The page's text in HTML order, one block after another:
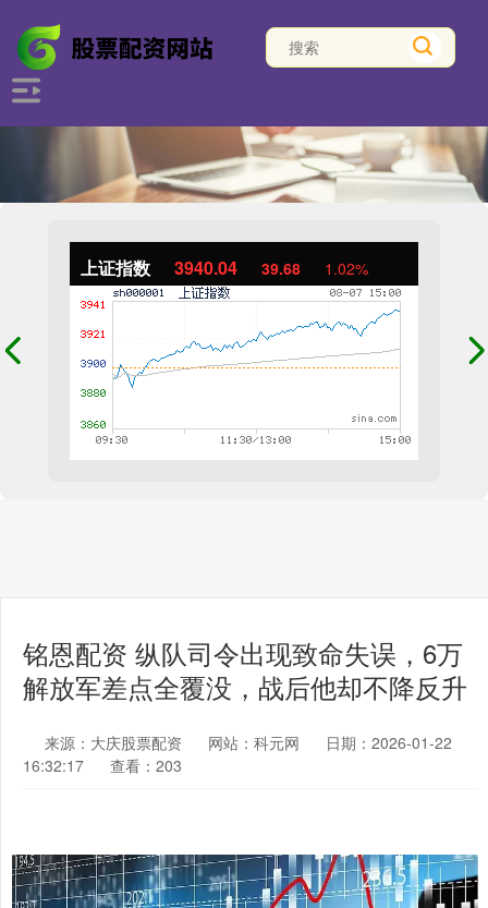
上证指数 3940.04 39.68 1.02%
铭恩配资 纵队司令出现致命失误，6万
解放军差点全覆没，战后他却不降反升
来源：大庆股票配资 网站：科元网
日期：2026-01-22
16:32:17
查看：203